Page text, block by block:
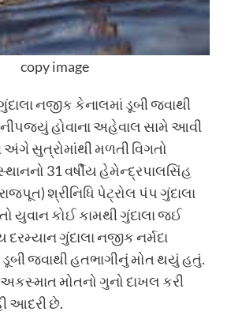
copy image
નજીક કેનાલમાં ડૂબી જવાથી
હોવાના અહેવાલ સામે આવી
સુત્રોમાંથી મળતી વિગતો
31 વર્ષીય હેમેન્દ્રપાલસિંહ
શ્રીનિધિ પેટ્રોલ પંપ ગુંદાલા
યુવાન કોઈ કામથી ગુંદાલા જઈ
ગુંદાલા નજીક નર્મદા
ડૂબી જવાથી હતભાગીનું મોત થયું હતું.
મોતનો ગુનો દાખલ કરી
આદરી છે.